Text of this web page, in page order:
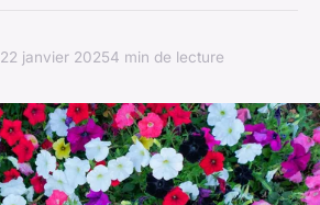
22 janvier 20254 min de lecture